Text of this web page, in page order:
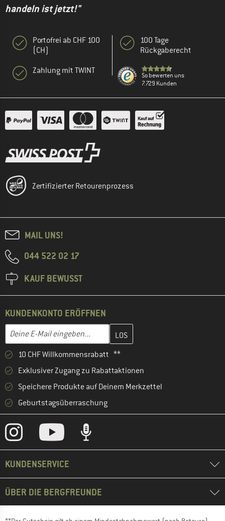
handeln ist jetzt!"
Portofrei ab CHF 100
(CH)
Zahlung mit TWINT
100 Tage
Rückgaberecht
So bewerten uns
7.729 Kunden
Zertifizierter Retourenprozess
MAIL UNS!
044 522 02 17
KAUF BEWUSST
KUNDENKONTO ERÖFFNEN
E-Mail-Adresse
Gib hier deine E-Mail-Adresse ein und erstelle im nächsten
10 CHF Willkommensrabatt **
Exklusiver Zugang zu Rabattaktionen
Speichere Produkte auf Deinem Merkzettel
Geburtstagsüberraschung
KUNDENSERVICE
ÜBER DIE BERGFREUNDE